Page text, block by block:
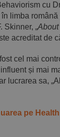
cu
limba
Skinner, „
acreditat de
cel mai
și mai
lucrarea sa,
pe